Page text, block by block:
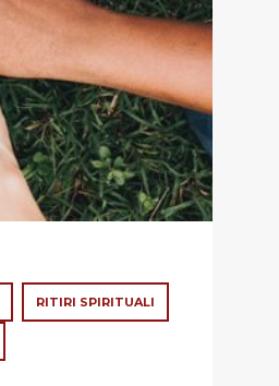
RITIRI SPIRITUALI